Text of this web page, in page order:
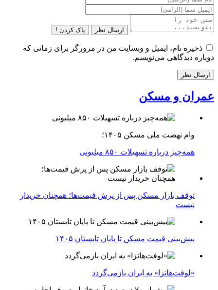
ارسال نظر پاک کردن !
ذخیره نام، ایمیل و وبسایت من در مرورگر برای زمانی که
دوباره دیدگاهی می‌نویسم.
عمران و مسکن
وام نهضت ملی مسکن ۱۴۰۵؛
همه‌چیز درباره تسهیلات ۸۵۰ میلیونی
توقف بازار مسکن پس از پرش قیمت‌ها؛ همچنان خریدار
نیست
پیش‌بینی قیمت مسکن تا پایان تابستان ۱۴۰۵
«لوفت‌هانزا» به ایران بازمی‌گردد